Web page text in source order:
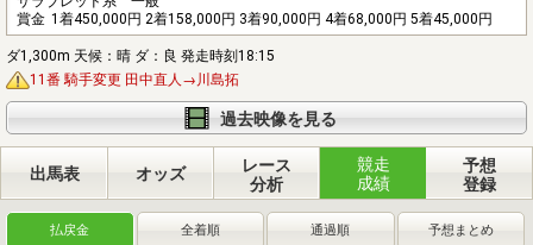
賞金 1着450,000円 2着158,000円 3着90,000円 4着68,000円 5着45,000円
ダ1,300m 天候：晴 ダ：良 発走時刻18:15
11番 騎手変更 田中直人→川島拓
過去映像を見る
出馬表 オッズ
レース
分析
競走
成績
予想
登録
払戻金 全着順 通過順 予想まとめ